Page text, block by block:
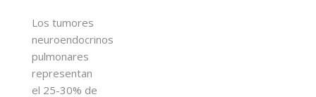
Los tumores
neuroendocrinos
pulmonares
representan
el 25-30% de